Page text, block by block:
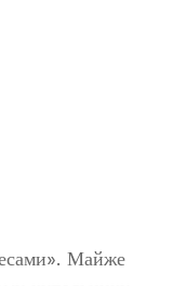
Майже